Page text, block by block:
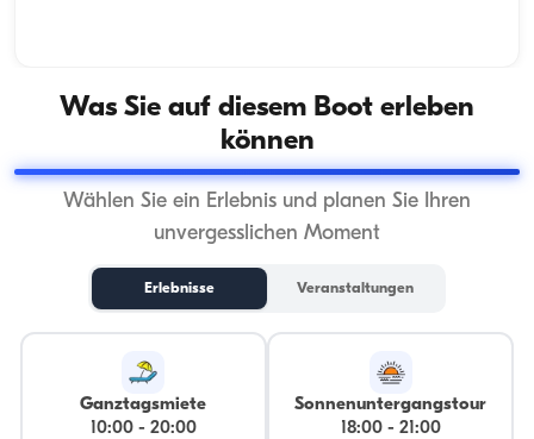
Was Sie auf diesem Boot erleben
können
Wählen Sie ein Erlebnis und planen Sie Ihren
unvergesslichen Moment
Erlebnisse Veranstaltungen
Ganztagsmiete
10:00- 20:00
Sonnenuntergangstour
18:00- 21:00